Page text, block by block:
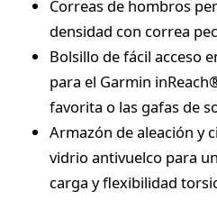
Correas de hombros
densidad con correa
Bolsillo de fácil acceso
para el Garmin
favorita o las gafas de
Armazón de aleación y
vidrio antivuelco para
carga y flexibilidad